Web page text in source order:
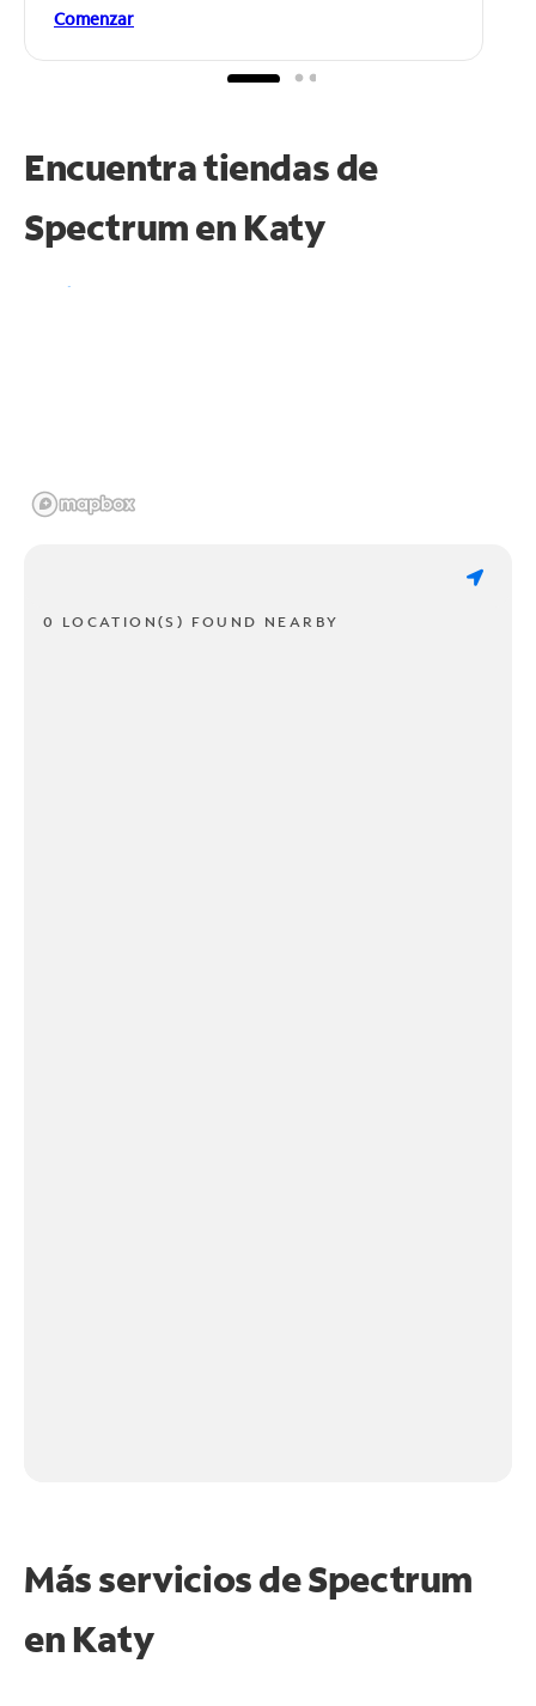
Comenzar
Encuentra tiendas de
Spectrum en Katy
0 LOCATION(S) FOUND NEARBY
Más servicios de Spectrum
en Katy